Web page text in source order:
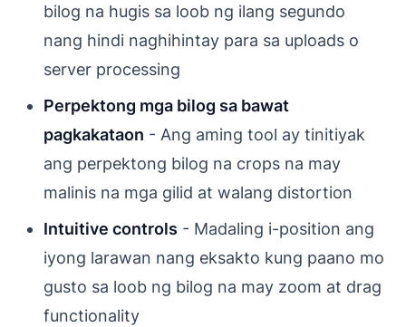
bilog na hugis sa loob ng ilang segundo
nang hindi naghihintay para sa uploads o
server processing
Perpektong mga bilog sa bawat
pagkakataon - Ang aming tool ay tinitiyak
ang perpektong bilog na crops na may
malinis na mga gilid at walang distortion
Intuitive controls - Madaling i-position ang
iyong larawan nang eksakto kung paano mo
gusto sa loob ng bilog na may zoom at drag
functionality